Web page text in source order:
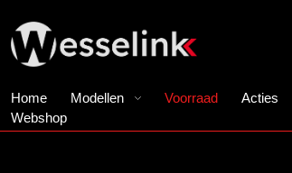
Home Modellen Voorraad Acties
Webshop